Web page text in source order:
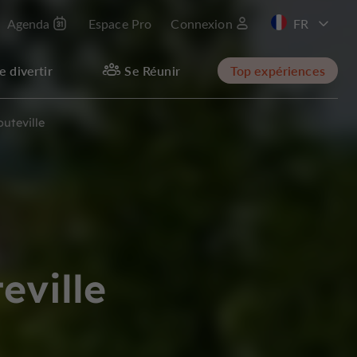
Agenda Espace Pro Connexion
EN
divertir Se Réunir Top expériences